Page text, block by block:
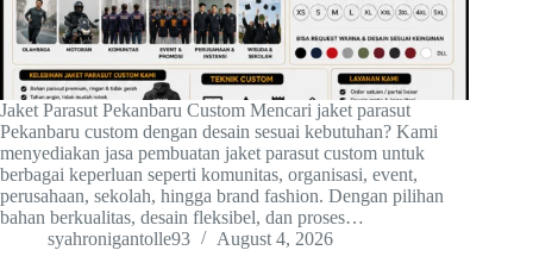
Jaket Parasut Pekanbaru Custom Mencari jaket parasut
Pekanbaru custom dengan desain sesuai kebutuhan? Kami
menyediakan jasa pembuatan jaket parasut custom untuk
berbagai keperluan seperti komunitas, organisasi, event,
perusahaan, sekolah, hingga brand fashion. Dengan pilihan
bahan berkualitas, desain fleksibel, dan proses…
syahronigantolle93
August 4, 2026